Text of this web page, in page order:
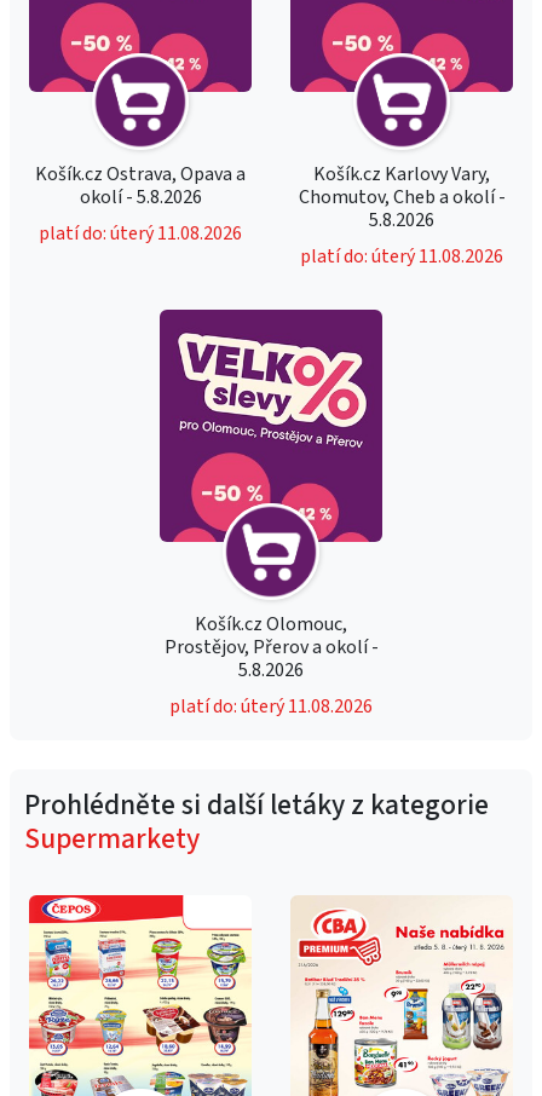
Košík.cz Ostrava, Opava a
okolí - 5.8.2026
platí do: úterý 11.08.2026
Košík.cz Karlovy Vary,
Chomutov, Cheb a okolí -
5.8.2026
platí do: úterý 11.08.2026
Košík.cz Olomouc,
Prostějov, Přerov a okolí -
5.8.2026
platí do: úterý 11.08.2026
Prohlédněte si další letáky z kategorie
Supermarkety